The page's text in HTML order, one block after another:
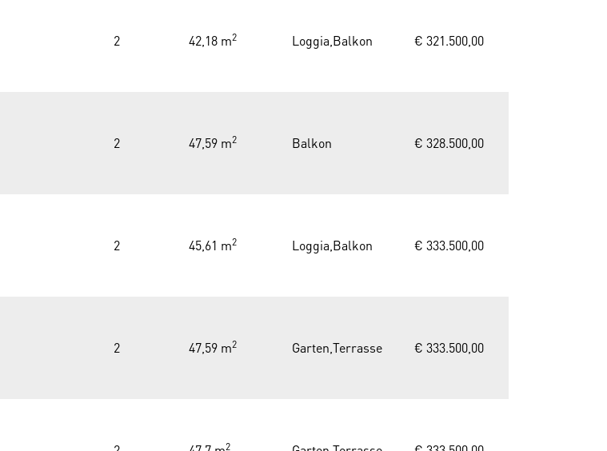
2 42,18 m2 Loggia,Balkon € 321.500,00
2 47,59 m2 Balkon € 328.500,00
2 45,61 m2 Loggia,Balkon € 333.500,00
2 47,59 m2 Garten,Terrasse € 333.500,00
2